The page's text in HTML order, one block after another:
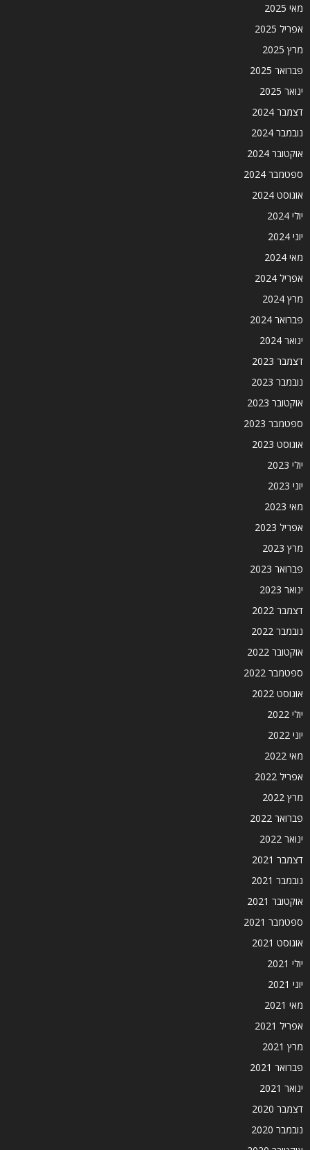
מאי 2025
אפריל 2025
מרץ 2025
פברואר 2025
ינואר 2025
דצמבר 2024
נובמבר 2024
אוקטובר 2024
ספטמבר 2024
אוגוסט 2024
יולי 2024
יוני 2024
מאי 2024
אפריל 2024
מרץ 2024
פברואר 2024
ינואר 2024
דצמבר 2023
נובמבר 2023
אוקטובר 2023
ספטמבר 2023
אוגוסט 2023
יולי 2023
יוני 2023
מאי 2023
אפריל 2023
מרץ 2023
פברואר 2023
ינואר 2023
דצמבר 2022
נובמבר 2022
אוקטובר 2022
ספטמבר 2022
אוגוסט 2022
יולי 2022
יוני 2022
מאי 2022
אפריל 2022
מרץ 2022
פברואר 2022
ינואר 2022
דצמבר 2021
נובמבר 2021
אוקטובר 2021
ספטמבר 2021
אוגוסט 2021
יולי 2021
יוני 2021
מאי 2021
אפריל 2021
מרץ 2021
פברואר 2021
ינואר 2021
דצמבר 2020
נובמבר 2020